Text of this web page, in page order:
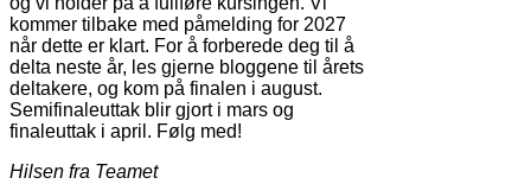
kommer tilbake med påmelding for 2027
når dette er klart. For å forberede deg til å
delta neste år, les gjerne bloggene til årets
deltakere, og kom på finalen i august.
Semifinaleuttak blir gjort i mars og
finaleuttak i april. Følg med!
Hilsen fra Teamet